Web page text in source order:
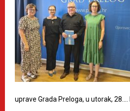
uprave Grada Preloga, u utorak, 28.…